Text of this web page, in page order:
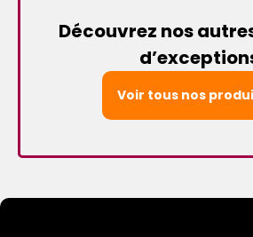
Découvrez nos
Voir tous nos